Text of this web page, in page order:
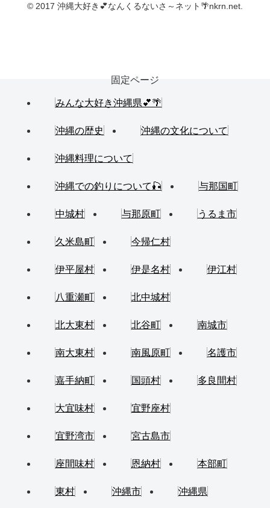
© 2017 沖縄大好き💕なんくるないさ～ネット🌴nkrn.net.
固定ページ
みんな大好き沖縄県💕🌴
沖縄の歴史 沖縄の文化について
沖縄料理について
沖縄での釣りについて🎣 与那国町
中城村 与那原町 うるま市
久米島町 今帰仁村
伊平屋村 伊是名村 伊江村
八重瀬町 北中城村
北大東村 北谷町 南城市
南大東村 南風原町 名護市
嘉手納町 国頭村 多良間村
大宜味村 宜野座村
宜野湾市 宮古島市
座間味村 恩納村 本部町
東村 沖縄市 沖縄県